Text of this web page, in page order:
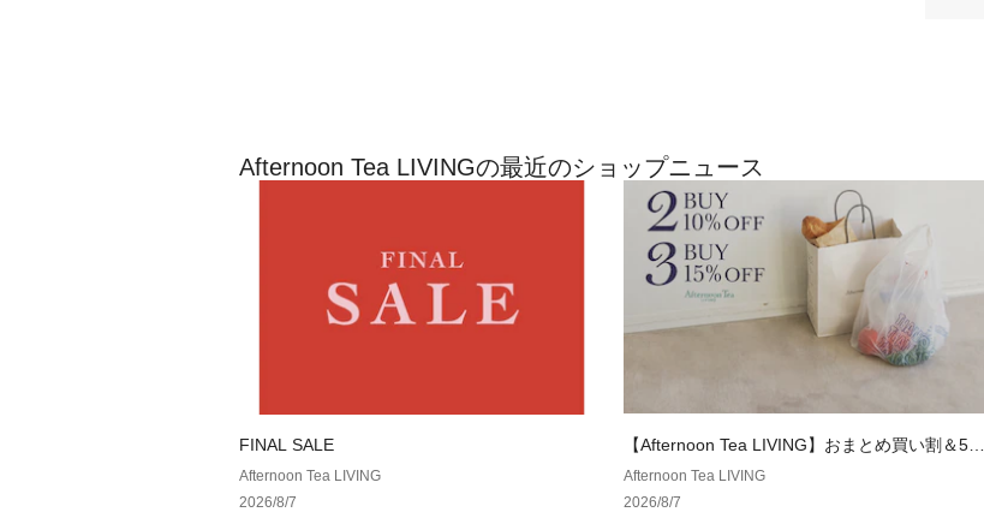
Afternoon Tea LIVINGの最近のショップニュース
FINAL SALE
Afternoon Tea LIVING
2026/8/7
【Afternoon Tea LIVING】おまとめ買い割＆500
円クーポン！2点以上で10％、3点以上で15％O
FF！
Afternoon Tea LIVING
2026/8/7